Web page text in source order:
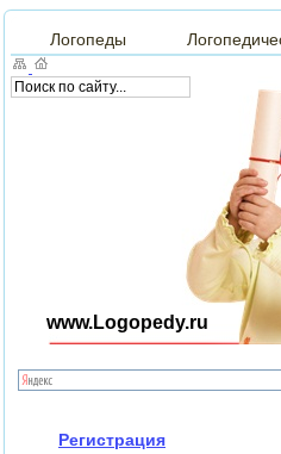
Логопеды
www.Logopedy.ru
Регистрация